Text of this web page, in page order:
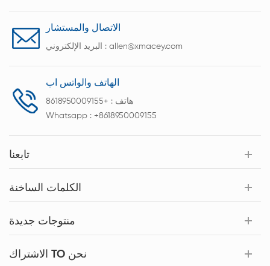
الاتصال والمستشار
البريد الإلكتروني : allen@xmacey.com
الهاتف والواتس اب
هاتف : +8618950009155
Whatsapp : +8618950009155
تابعنا
الكلمات الساخنة
منتوجات جديدة
الاشتراك TO نحن